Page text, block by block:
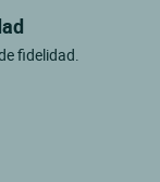
fidelidad.